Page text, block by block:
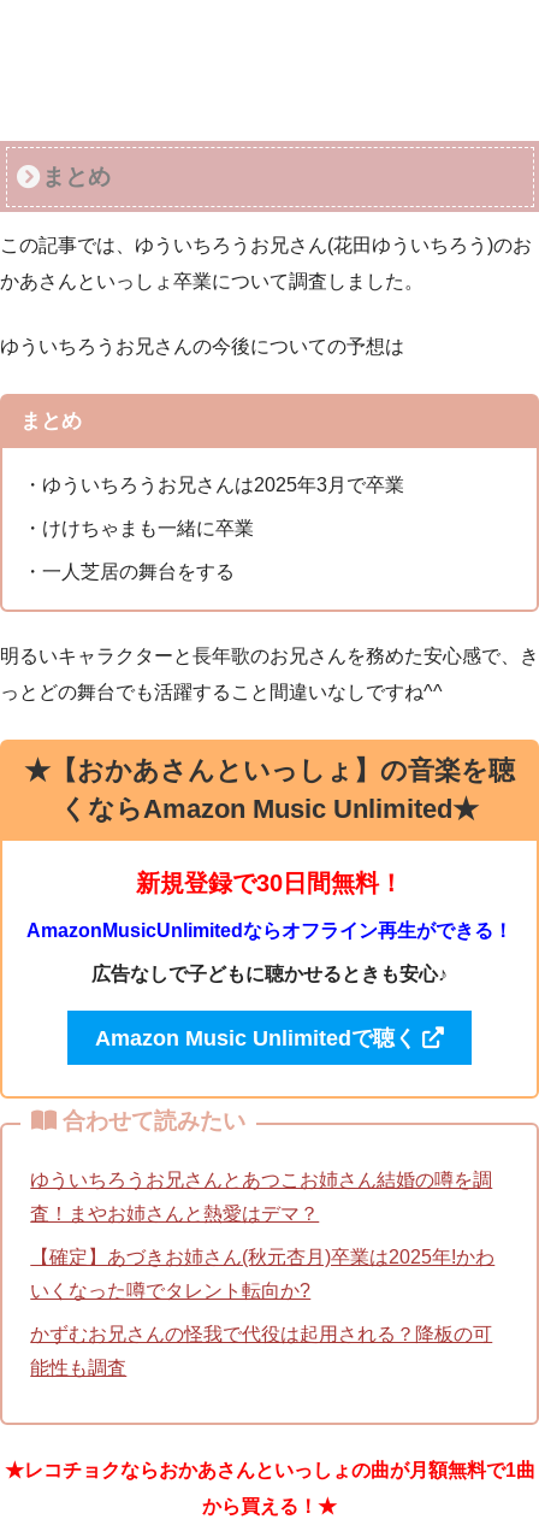
まとめ
この記事では、ゆういちろうお兄さん(花田ゆういちろう)のお
かあさんといっしょ卒業について調査しました。
ゆういちろうお兄さんの今後についての予想は
まとめ
・ゆういちろうお兄さんは2025年3月で卒業
・けけちゃまも一緒に卒業
・一人芝居の舞台をする
明るいキャラクターと長年歌のお兄さんを務めた安心感で、き
っとどの舞台でも活躍すること間違いなしですね^^
★【おかあさんといっしょ】の音楽を聴
くならAmazon Music Unlimited★
新規登録で30日間無料！
AmazonMusicUnlimitedならオフライン再生ができる！
広告なしで子どもに聴かせるときも安心♪
Amazon Music Unlimitedで聴く
合わせて読みたい
ゆういちろうお兄さんとあつこお姉さん結婚の噂を調
査！まやお姉さんと熱愛はデマ？
【確定】あづきお姉さん(秋元杏月)卒業は2025年!かわ
いくなった噂でタレント転向か?
かずむお兄さんの怪我で代役は起用される？降板の可
能性も調査
★レコチョクならおかあさんといっしょの曲が月額無料で1曲
から買える！★